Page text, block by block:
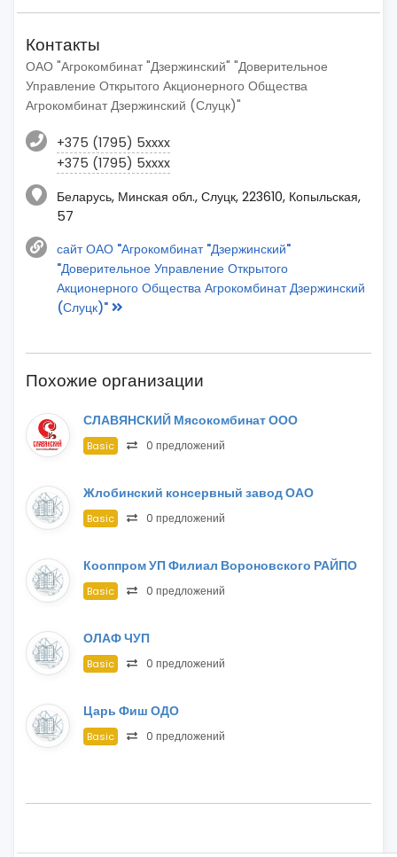
Контакты
ОАО "Агрокомбинат "Дзержинский" "Доверительное
Управление Открытого Акционерного Общества
Агрокомбинат Дзержинский (Слуцк)"
+375 (1795) 5xxxx
+375 (1795) 5xxxx
Беларусь, Минская обл., Слуцк, 223610, Копыльская,
57
сайт ОАО "Агрокомбинат "Дзержинский"
"Доверительное Управление Открытого
Акционерного Общества Агрокомбинат Дзержинский
(Слуцк)"
Похожие организации
СЛАВЯНСКИЙ Мясокомбинат ООО
Basic 0 предложений
Жлобинский консервный завод ОАО
Basic 0 предложений
Кооппром УП Филиал Вороновского РАЙПО
Basic 0 предложений
ОЛАФ ЧУП
Basic 0 предложений
Царь Фиш ОДО
Basic 0 предложений